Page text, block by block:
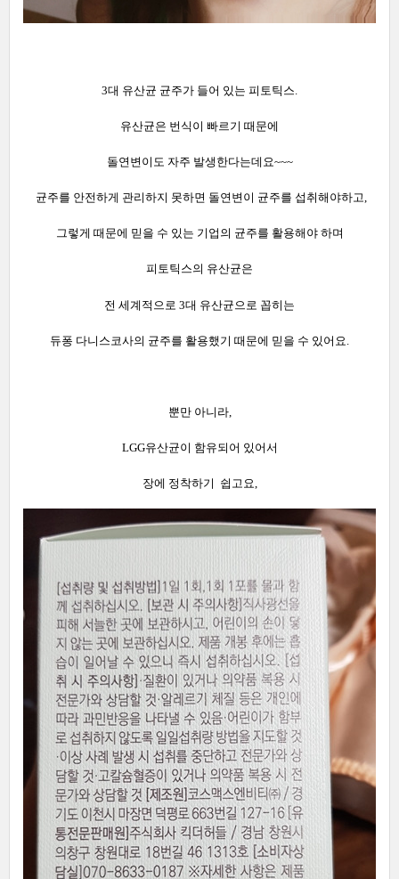
3대 유산균 균주가 들어 있는 피토틱스.
유산균은 번식이 빠르기 때문에
돌연변이도 자주 발생한다는데요~~~
균주를 안전하게 관리하지 못하면 돌연변이 균주를 섭취해야하고,
그렇게 때문에 믿을 수 있는 기업의 균주를 활용해야 하며
피토틱스의 유산균은
전 세계적으로 3대 유산균으로 꼽히는
듀퐁 다니스코사의 균주를 활용했기 때문에 믿을 수 있어요.
뿐만 아니라,
LGG유산균이 함유되어 있어서
장에 정착하기 쉽고요,